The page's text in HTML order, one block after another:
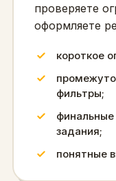
проверяете
оформляете
короткое
фильтры;
задания;
понятные